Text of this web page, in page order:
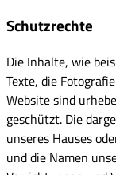
Schutzrechte
Die Inhalte, wie
Texte, die
Website sind
geschützt. Die
unseres Hauses
und die Namen